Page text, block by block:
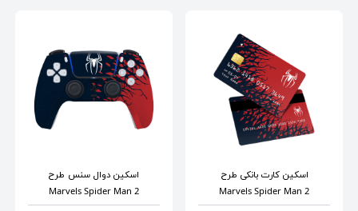
اسکین کارت بانکی طرح
Marvels Spider Man 2
اسکین دوال سنس طرح
Marvels Spider Man 2